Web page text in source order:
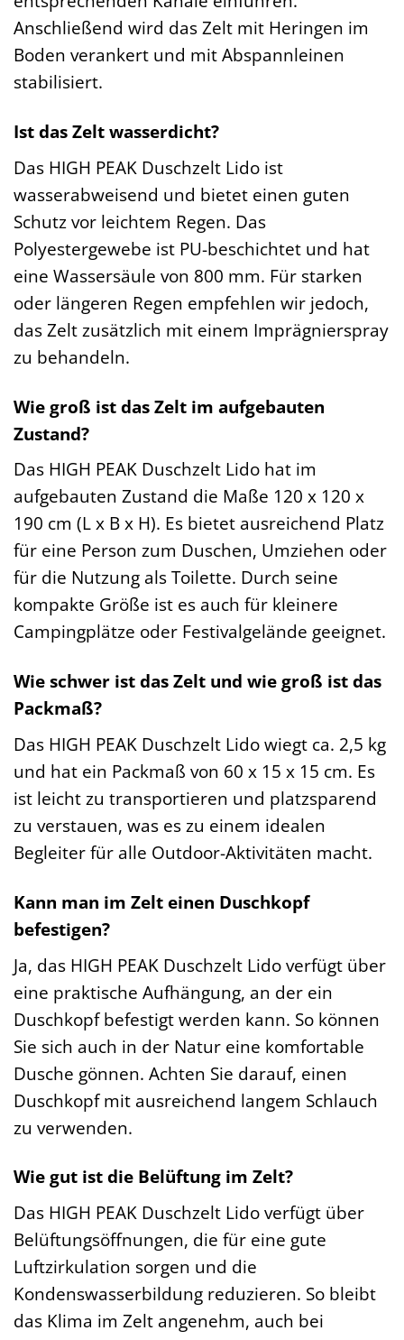
Anschließend wird das Zelt mit Heringen im
Boden verankert und mit Abspannleinen
stabilisiert.
Ist das Zelt wasserdicht?
Das HIGH PEAK Duschzelt Lido ist
wasserabweisend und bietet einen guten
Schutz vor leichtem Regen. Das
Polyestergewebe ist PU-beschichtet und hat
eine Wassersäule von 800 mm. Für starken
oder längeren Regen empfehlen wir jedoch,
das Zelt zusätzlich mit einem Imprägnierspray
zu behandeln.
Wie groß ist das Zelt im aufgebauten
Zustand?
Das HIGH PEAK Duschzelt Lido hat im
aufgebauten Zustand die Maße 120 x 120 x
190 cm (L x B x H). Es bietet ausreichend Platz
für eine Person zum Duschen, Umziehen oder
für die Nutzung als Toilette. Durch seine
kompakte Größe ist es auch für kleinere
Campingplätze oder Festivalgelände geeignet.
Wie schwer ist das Zelt und wie groß ist das
Packmaß?
Das HIGH PEAK Duschzelt Lido wiegt ca. 2,5 kg
und hat ein Packmaß von 60 x 15 x 15 cm. Es
ist leicht zu transportieren und platzsparend
zu verstauen, was es zu einem idealen
Begleiter für alle Outdoor-Aktivitäten macht.
Kann man im Zelt einen Duschkopf
befestigen?
Ja, das HIGH PEAK Duschzelt Lido verfügt über
eine praktische Aufhängung, an der ein
Duschkopf befestigt werden kann. So können
Sie sich auch in der Natur eine komfortable
Dusche gönnen. Achten Sie darauf, einen
Duschkopf mit ausreichend langem Schlauch
zu verwenden.
Wie gut ist die Belüftung im Zelt?
Das HIGH PEAK Duschzelt Lido verfügt über
Belüftungsöffnungen, die für eine gute
Luftzirkulation sorgen und die
Kondenswasserbildung reduzieren. So bleibt
das Klima im Zelt angenehm, auch bei